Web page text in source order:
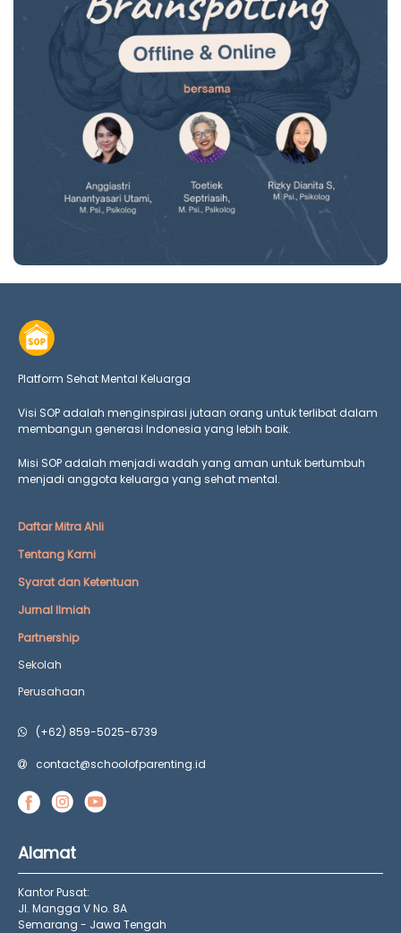
Platform Sehat Mental Keluarga
Visi SOP adalah menginspirasi jutaan orang untuk terlibat dalam
membangun generasi Indonesia yang lebih baik.
Misi SOP adalah menjadi wadah yang aman untuk bertumbuh
menjadi anggota keluarga yang sehat mental.
Daftar Mitra Ahli
Tentang Kami
Syarat dan Ketentuan
Jurnal Ilmiah
Partnership
Sekolah
Perusahaan
(+62) 859-5025-6739
contact@schoolofparenting.id
Alamat
Kantor Pusat:
Jl. Mangga V No. 8A
Semarang - Jawa Tengah